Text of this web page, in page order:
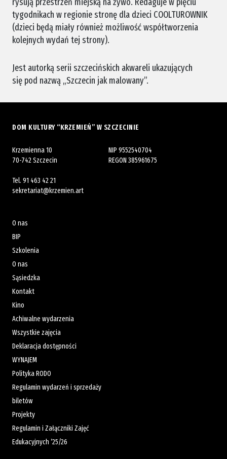
tygodnikach w regionie stronę dla dzieci COOLTUROWNIK
(dzieci będą miały również możliwość współtworzenia
kolejnych wydań tej strony).
Jest autorką serii szczecińskich akwareli ukazujących
się pod nazwą „Szczecin jak malowany”.
DOM KULTURY “KRZEMIEŃ” W SZCZECINIE
Krzemienna 10
70-742 Szczecin
Tel. 91 463 42 21
sekretariat@krzemien.art
NIP 9552540704
REGON 385961675
O nas
BIP
Szkolenia
O nas
Sąsiedzka
Kontakt
Kino
Achiwalne wydarzenia
Wszystkie zajęcia
Deklaracja dostępności
WYNAJEM
Polityka RODO
Regulamin wydarzeń i sprzedaży
biletów
Projekty
Regulamin i Załączniki Zajęć
Edukacyjnych ’25/26